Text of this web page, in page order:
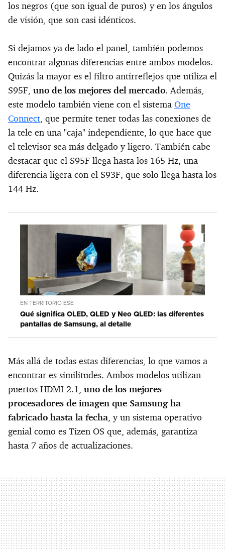
los negros (que son igual de puros) y en los ángulos
de visión, que son casi idénticos.
Si dejamos ya de lado el panel, también podemos
encontrar algunas diferencias entre ambos modelos.
Quizás la mayor es el filtro antirreflejos que utiliza el
S95F, uno de los mejores del mercado. Además,
este modelo también viene con el sistema One
Connect, que permite tener todas las conexiones de
la tele en una "caja" independiente, lo que hace que
el televisor sea más delgado y ligero. También cabe
destacar que el S95F llega hasta los 165 Hz, una
diferencia ligera con el S93F, que solo llega hasta los
144 Hz.
EN TERRITORIO ESE
Qué significa OLED, QLED y Neo QLED: las diferentes
pantallas de Samsung, al detalle
Más allá de todas estas diferencias, lo que vamos a
encontrar es similitudes. Ambos modelos utilizan
puertos HDMI 2.1, uno de los mejores
procesadores de imagen que Samsung ha
fabricado hasta la fecha, y un sistema operativo
genial como es Tizen OS que, además, garantiza
hasta 7 años de actualizaciones.